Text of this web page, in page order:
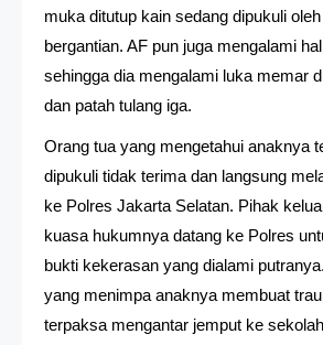
muka ditutup kain sedang dipukuli
bergantian. AF pun juga mengalami
sehingga dia mengalami luka memar
dan patah tulang iga.
Orang tua yang mengetahui anaknya
dipukuli tidak terima dan langsung
ke Polres Jakarta Selatan. Pihak
kuasa hukumnya datang ke Polres
bukti kekerasan yang dialami
yang menimpa anaknya membuat
terpaksa mengantar jemput ke